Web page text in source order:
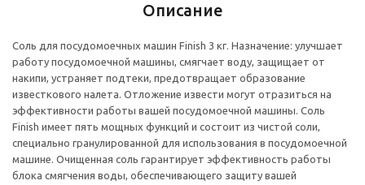
Описание
Соль для посудомоечных машин Finish 3 кг. Назначение: улучшает
работу посудомоечной машины, смягчает воду, защищает от
накипи, устраняет подтеки, предотвращает образование
известкового налета. Отложение извести могут отразиться на
эффективности работы вашей посудомоечной машины. Соль
Finish имеет пять мощных функций и состоит из чистой соли,
специально гранулированной для использования в посудомоечной
машине. Очищенная соль гарантирует эффективность работы
блока смягчения воды, обеспечивающего защиту вашей